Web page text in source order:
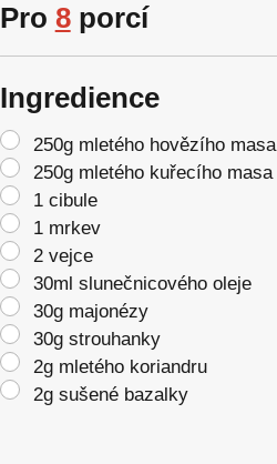
Pro 8porcí
Ingredience
250g mletého hovězího masa
250g mletého kuřecího masa
1 cibule
1 mrkev
2 vejce
30ml slunečnicového oleje
30g majonézy
30g strouhanky
2g mletého koriandru
2g sušené bazalky